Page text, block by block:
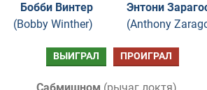
Бобби Винтер
(Bobby Winther)
Энтони
(Anthony
ВЫИГРАЛ ПРОИГРАЛ